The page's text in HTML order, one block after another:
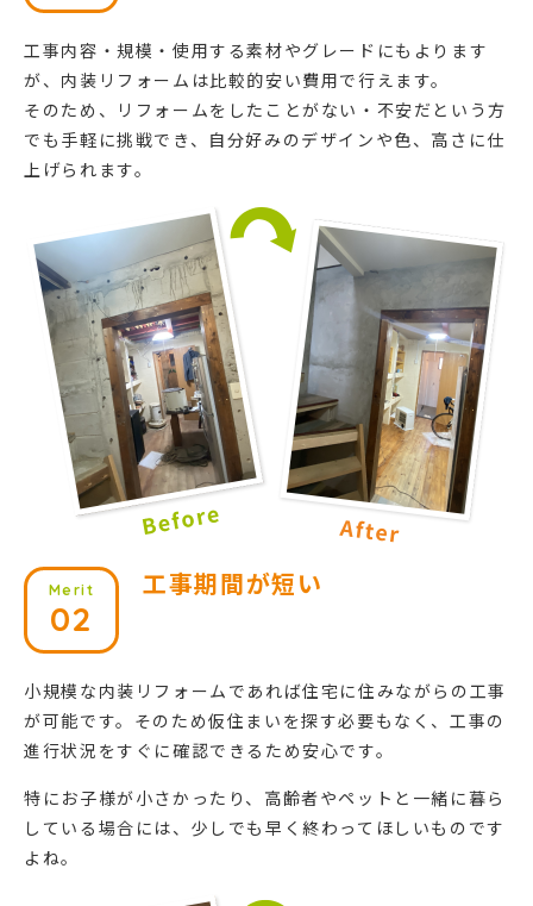
工事内容・規模・使用する素材やグレードにもよります
が、内装リフォームは比較的安い費用で行えます。
そのため、リフォームをしたことがない・不安だという方
でも手軽に挑戦でき、自分好みのデザインや色、高さに仕
上げられます。
Merit
02
工事期間が短い
小規模な内装リフォームであれば住宅に住みながらの工事
が可能です。そのため仮住まいを探す必要もなく、工事の
進行状況をすぐに確認できるため安心です。
特にお子様が小さかったり、高齢者やペットと一緒に暮ら
している場合には、少しでも早く終わってほしいものです
よね。